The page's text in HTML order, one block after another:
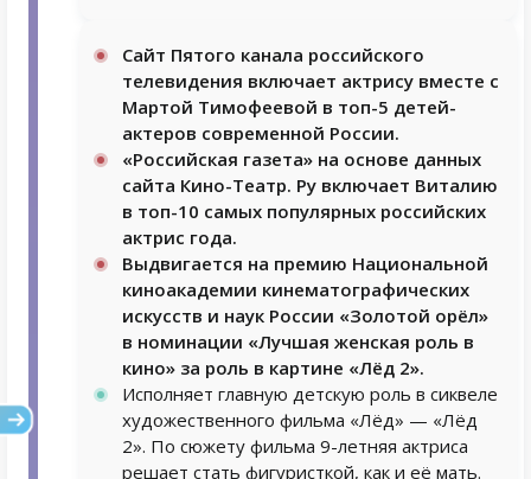
Сайт Пятого канала российского
телевидения включает актрису вместе с
Мартой Тимофеевой в топ-5 детей-
актеров современной России.
«Российская газета» на основе данных
сайта Кино-Театр. Ру включает Виталию
в топ-10 самых популярных российских
актрис года.
Выдвигается на премию Национальной
киноакадемии кинематографических
искусств и наук России «Золотой орёл»
в номинации «Лучшая женская роль в
кино» за роль в картине «Лёд 2».
Исполняет главную детскую роль в сиквеле
художественного фильма «Лёд» — «Лёд
2». По сюжету фильма 9-летняя актриса
решает стать фигуристкой, как и её мать.